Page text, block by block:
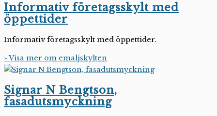
Informativ företagsskylt med
öppettider
Informativ företagsskylt med öppettider.
» Visa mer om emaljskylten
Signar N Bengtson,
fasadutsmyckning